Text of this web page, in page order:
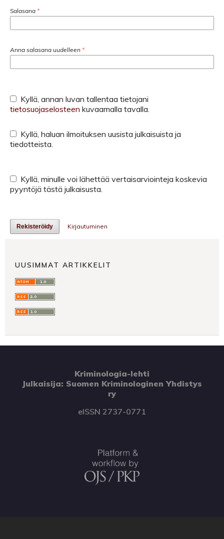
Salasana *
Anna salasana uudelleen *
Kyllä, annan luvan tallentaa tietojani
tietosuojaselosteen kuvaamalla tavalla.
tiedotteista.
pyyntöjä tästä julkaisusta.
Rekisteröidy Kirjautuminen
UUSIMMAT ARTIKKELIT
Kriminologia-lehti
Julkaisija: Suomen Kriminologinen Yhdistys
ry
eISSN 2737-0771